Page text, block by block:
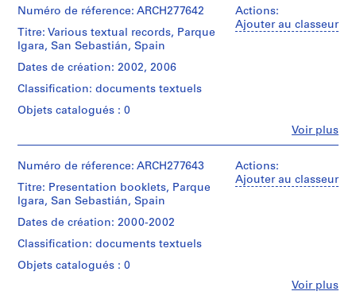
6
)
,
1
9
6
9
8
8
AP164.S1.1986.D1
P
r
by
del
Plan
General,
Ayuntamiento
de
Sebastián.
Quantité
Type
d’objet:
1
Collation:
printouts,
Igara.
The
portfolio
contains
document
entitled
informe
de
an
invoice
and
a
presentation
"Parque
Quantité
Type
d’objet:
1
file
Collation:
6
5
2
graphic
records
Caractéristiques
matérielles
contraintes
institutions:
&
Herreros
(architectural
Abalos
&
Herreros
creator)
Type
d’objet:
1
file
Localisation:
Actions:
Ajouter au classeur
Voir plus
Numéro de réference: ARCH277642
Titre: Various textual records, Parque
Igara, San Sebastián, Spain
Dates de création: 2002, 2006
Classification: documents textuels
Objets catalogués : 0
institutions:
&
Herreros
(architectural
Abalos
&
Herreros
Actions:
Ajouter au classeur
Voir plus
Numéro de réference: ARCH277643
Titre: Presentation booklets, Parque
Igara, San Sebastián, Spain
Dates de création: 2000-2002
Classification: documents textuels
Objets catalogués : 0